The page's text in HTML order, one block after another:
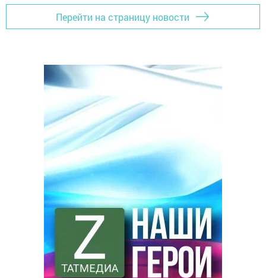
Перейти на страницу новости